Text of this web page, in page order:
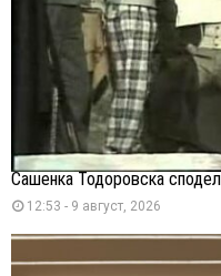
Сашенка Тодоровска
12:53 - 9 август, 2026